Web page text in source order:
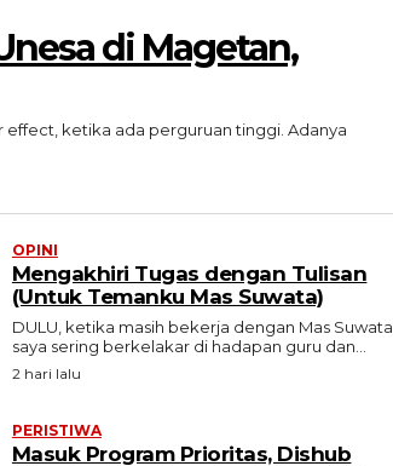
di Magetan,
ketika ada perguruan tinggi. Adanya
OPINI
Mengakhiri Tugas dengan Tulisan
(Untuk Temanku Mas Suwata)
DULU, ketika masih bekerja dengan Mas Suwata
saya sering berkelakar di hadapan guru dan...
2 hari lalu
PERISTIWA
Masuk Program Prioritas, Dishub